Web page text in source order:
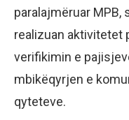
paralajmëruar MPB,
realizuan aktivitetet
verifikimin e
mbikëqyrjen e
qyteteve.